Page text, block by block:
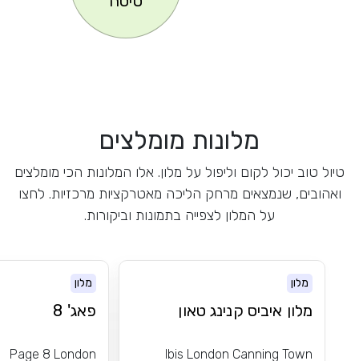
מלונות מומלצים
טיול טוב יכול לקום וליפול על מלון. אלו המלונות הכי מומלצים
ואהובים, שנמצאים מרחק הליכה מאטרקציות מרכזיות. לחצו
על המלון לצפייה בתמונות וביקורות.
מלון
מלון איביס קנינג טאון
Ibis London Canning Town
מלון
פאג' 8
Page 8 London